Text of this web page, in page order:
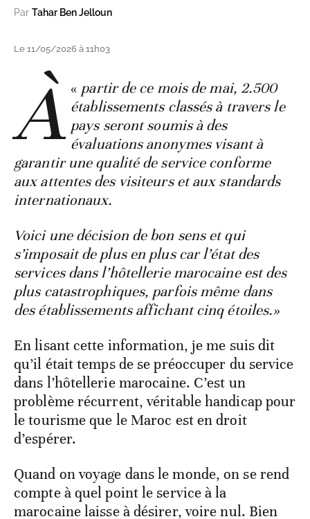
Par Tahar Ben Jelloun
Le 11/05/2026 à 11h03
«
À
partir de ce mois de mai, 2.500
établissements classés à travers le
pays seront soumis à des
évaluations anonymes visant à
garantir une qualité de service conforme
aux attentes des visiteurs et aux standards
internationaux.
Voici une décision de bon sens et qui
s’imposait de plus en plus car l’état des
services dans l’hôtellerie marocaine est des
plus catastrophiques, parfois même dans
des établissements affichant cinq étoiles.»
En lisant cette information, je me suis dit
qu’il était temps de se préoccuper du service
dans l’hôtellerie marocaine. C’est un
problème récurrent, véritable handicap pour
le tourisme que le Maroc est en droit
d’espérer.
Quand on voyage dans le monde, on se rend
compte à quel point le service à la
marocaine laisse à désirer, voire nul. Bien